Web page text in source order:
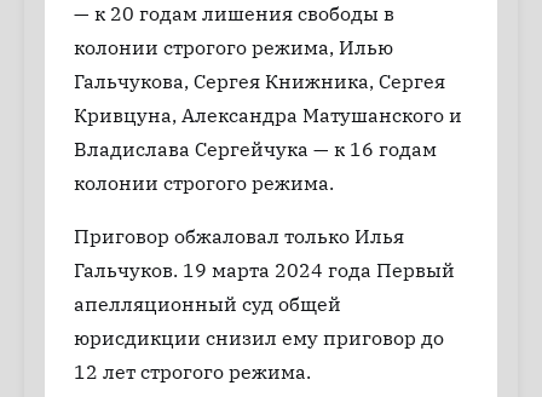
— к 20 годам лишения свободы в
колонии строгого режима, Илью
Гальчукова, Сергея Книжника, Сергея
Кривцуна, Александра Матушанского и
Владислава Сергейчука — к 16 годам
колонии строгого режима.
Приговор обжаловал только Илья
Гальчуков. 19 марта 2024 года Первый
апелляционный суд общей
юрисдикции снизил ему приговор до
12 лет строгого режима.